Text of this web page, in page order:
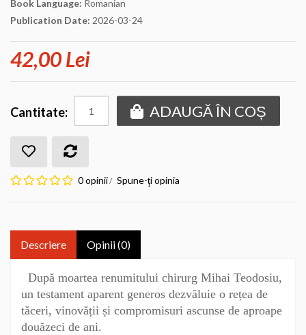
Book Language: Romanian
Publication Date: 2026-03-24
42,00 Lei
Cantitate: ADAUGĂ ÎN COȘ
0 opinii/ Spune-ţi opinia
Descriere Opinii (0)
După moartea renumitului chirurg Mihai Teodosiu,
un testament aparent generos dezvăluie o rețea de
tăceri, vinovății și compromisuri ascunse de aproape
douăzeci de ani.